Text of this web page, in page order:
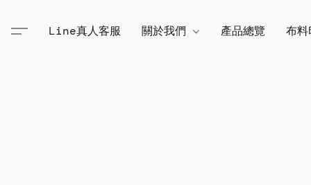
Line真人客服 關於我們 產品總覽 布